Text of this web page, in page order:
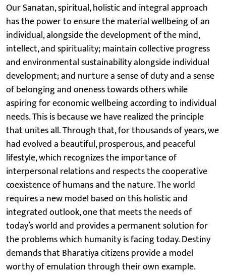
Our Sanatan, spiritual, holistic and integral approach
has the power to ensure the material wellbeing of an
individual, alongside the development of the mind,
intellect, and spirituality; maintain collective progress
and environmental sustainability alongside individual
development; and nurture a sense of duty and a sense
of belonging and oneness towards others while
aspiring for economic wellbeing according to individual
needs. This is because we have realized the principle
that unites all. Through that, for thousands of years, we
had evolved a beautiful, prosperous, and peaceful
lifestyle, which recognizes the importance of
interpersonal relations and respects the cooperative
coexistence of humans and the nature. The world
requires a new model based on this holistic and
integrated outlook, one that meets the needs of
today’s world and provides a permanent solution for
the problems which humanity is facing today. Destiny
demands that Bharatiya citizens provide a model
worthy of emulation through their own example.